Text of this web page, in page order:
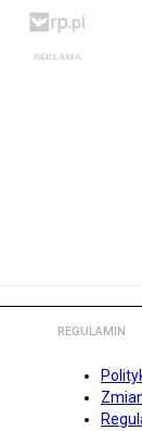
REGULAMIN